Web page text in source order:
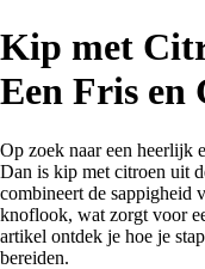
Kip met
Een Fris en
Op zoek naar een heerlijk
Dan is kip met citroen uit
combineert de sappigheid
knoflook, wat zorgt voor
artikel ontdek je hoe je
bereiden.